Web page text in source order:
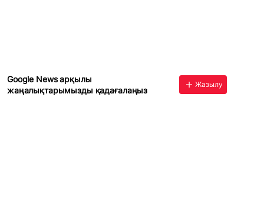
Google News арқылы
жаңалықтарымызды қадағалаңыз
Жазылу